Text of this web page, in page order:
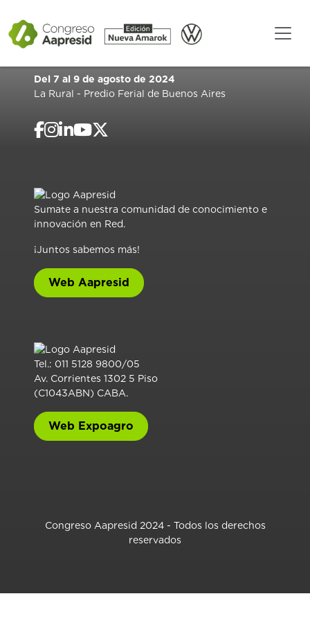
Del 7 al 9 de agosto de 2024
La Rural - Predio Ferial de Buenos Aires
Sumate a nuestra comunidad de conocimiento e
innovación en Red.
¡Juntos sabemos más!
Web Aapresid
Tel.: 011 5128 9800/05
Av. Corrientes 1302 5 Piso
(C1043ABN) CABA.
Web Expoagro
Congreso Aapresid 2024 - Todos los derechos
reservados